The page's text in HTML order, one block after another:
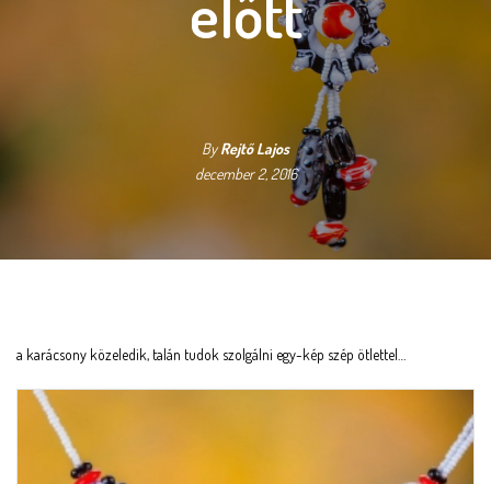
ByRejtő Lajos
december 2, 2016
a karácsony közeledik, talán tudok szolgálni egy-kép szép ötlettel…